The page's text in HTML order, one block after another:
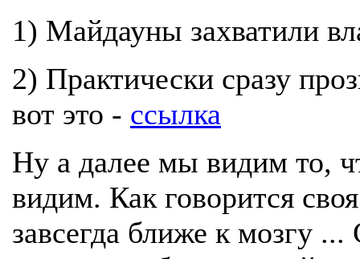
1) Майдауны захватили
2) Практически сразу
вот это - ссылка
Ну а далее мы видим то,
видим. Как говорится
завсегда ближе к мозгу ...